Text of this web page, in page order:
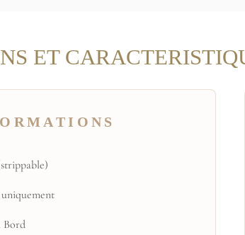
ET
Bord